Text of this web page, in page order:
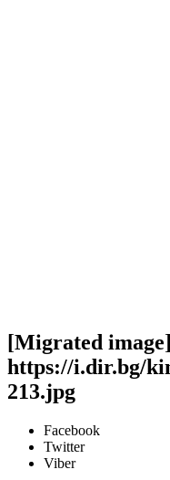
[Migrated image]
https://i.dir.bg/
213.jpg
Facebook
Twitter
Viber